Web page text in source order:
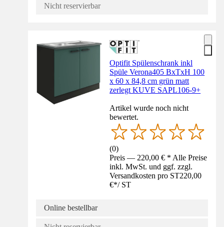
Nicht reservierbar
Optifit Spülenschrank inkl
Spüle Verona405 BxTxH 100
x 60 x 84,8 cm grün matt
zerlegt KUVE SAPL106-9+
Artikel wurde noch nicht
bewertet.
(0)
Preis — 220,00 € * Alle Preise
inkl. MwSt. und ggf. zzgl.
Versandkosten pro ST220,00
€*/ ST
Online bestellbar